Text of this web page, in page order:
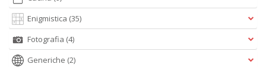
Enigmistica (35)
Fotografia (4)
Generiche (2)